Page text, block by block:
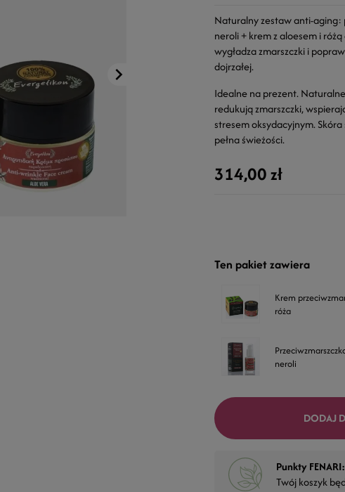
Naturalny zestaw anti-aging:
neroli + krem z aloesem i
wygładza zmarszczki i
dojrzałej.
Idealne na prezent.
redukują zmarszczki,
stresem oksydacyjnym.
pełna świeżości.
314,00 zł
Ten pakiet zawiera
Krem
róża
neroli
DODAJ
Punkty FENARI:
Twój koszyk